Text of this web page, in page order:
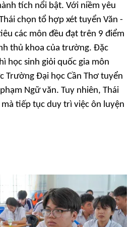
tích nổi bật. Với niềm yêu
chọn tổ hợp xét tuyển Văn -
các môn đều đạt trên 9 điểm
thủ khoa của trường. Đặc
học sinh giỏi quốc gia môn
Trường Đại học Cần Thơ tuyển
Ngữ văn. Tuy nhiên, Thái
tiếp tục duy trì việc ôn luyện